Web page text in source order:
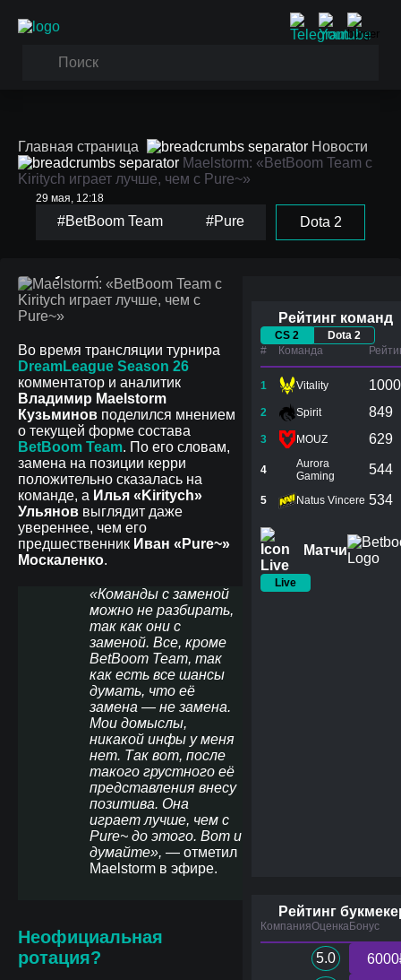
Главная страница
Новости
Maelstorm: «BetBoom Team с
Kiritych играет лучше, чем с Pure~»
29 мая, 12:18
#BetBoom Team #Pure Dota 2
Во время трансляции турнира
DreamLeague Season 26
комментатор и аналитик
Владимир Maelstorm
Кузьминов поделился мнением
о текущей форме состава
BetBoom Team. По его словам,
замена на позиции керри
положительно сказалась на
команде, а Илья «Kiritych»
Ульянов выглядит даже
увереннее, чем его
предшественник Иван «Pure~»
Москаленко.
«Команды с заменой
можно не разбирать,
так как они с
заменой. Все, кроме
BetBoom Team, так
как есть все шансы
думать, что её
замена — не замена.
Мои домыслы,
никакой инфы у меня
нет. Так вот, после
такого грустного её
представления внесу
позитива. Она
играет лучше, чем с
Pure~ до этого. Вот и
думайте», — отметил
Maelstorm в эфире.
Неофициальная
ротация?
Рейтинг команд
CS 2
Dota 2
#
Команда
1 Vitality 1000
2 Spirit 849
3 MOUZ 629
4
Aurora
Gaming
544
5 Natus Vincere 534
Матчи
Live
Рейтинг
КомпанияОценкаБонус
5.0